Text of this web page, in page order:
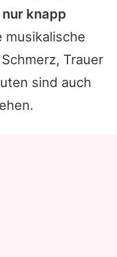
nur knapp
musikalische
Trauer
sind auch